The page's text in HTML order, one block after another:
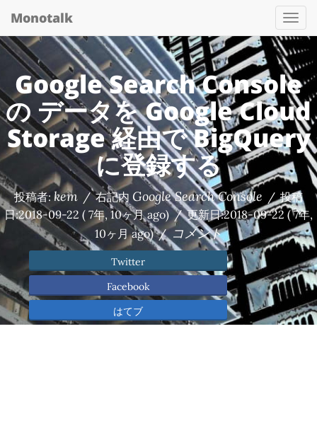
Monotalk
Google Search Console
の データを Google Cloud
Storage 経由で BigQuery
に登録する
投稿者: kem / 右記内 Google Search Console / 投稿
日:2018-09-22 ( 7年, 10ヶ月 ago) / 更新日:2018-09-22 ( 7年,
10ヶ月 ago) / コメント
Twitter
Facebook
はてブ